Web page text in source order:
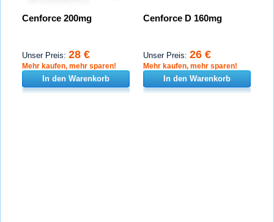
Cenforce 200mg
Unser Preis: 28 €
Mehr kaufen, mehr sparen!
In den Warenkorb
Cenforce D 160mg
Unser Preis: 26 €
Mehr kaufen, mehr sparen!
In den Warenkorb